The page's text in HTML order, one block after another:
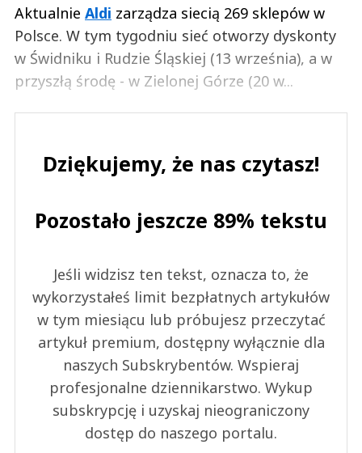
Aktualnie Aldi zarządza siecią 269 sklepów w
Polsce. W tym tygodniu sieć otworzy dyskonty
w Świdniku i Rudzie Śląskiej (13 września), a w
przyszłą środę - w Zielonej Górze (20 w...
Dziękujemy, że nas czytasz!
Pozostało jeszcze 89% tekstu
Jeśli widzisz ten tekst, oznacza to, że
wykorzystałeś limit bezpłatnych artykułów
w tym miesiącu lub próbujesz przeczytać
artykuł premium, dostępny wyłącznie dla
naszych Subskrybentów. Wspieraj
profesjonalne dziennikarstwo. Wykup
subskrypcję i uzyskaj nieograniczony
dostęp do naszego portalu.